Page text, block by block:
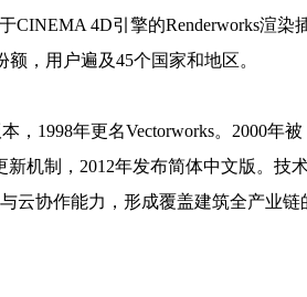
CINEMA 4D引擎的Renderworks渲染
，用户遍及45个国家和地区。
，1998年更名Vectorworks。2000年被
新机制，2012年发布简体中文版。技
云协作能力，形成覆盖建筑全产业链